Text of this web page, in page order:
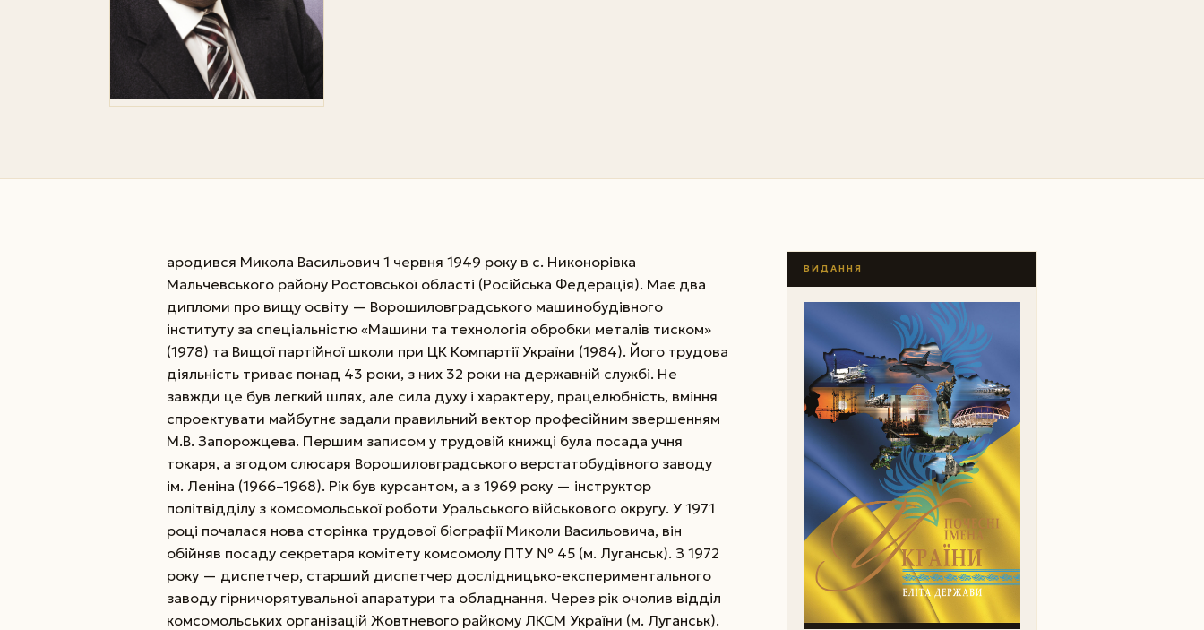
ародився Микола Васильович 1 червня 1949 року в с. Никонорівка
Мальчевського району Ростовської області (Російська Федерація). Має два
дипломи про вищу освіту — Ворошиловградського машинобудівного
інституту за спеціальністю «Машини та технологія обробки металів тиском»
(1978) та Вищої партійної школи при ЦК Компартії України (1984). Його трудова
діяльність триває понад 43 роки, з них 32 роки на державній службі. Не
завжди це був легкий шлях, але сила духу і характеру, працелюбність, вміння
спроектувати майбутнє задали правильний вектор професійним звершенням
М.В. Запорожцева. Першим записом у трудовій книжці була посада учня
токаря, а згодом слюсаря Ворошиловградського верстатобудівного заводу
ім. Леніна (1966–1968). Рік був курсантом, а з 1969 року — інструктор
політвідділу з комсомольської роботи Уральського військового округу. У 1971
році почалася нова сторінка трудової біографії Миколи Васильовича, він
обійняв посаду секретаря комітету комсомолу ПТУ № 45 (м. Луганськ). З 1972
року — диспетчер, старший диспетчер дослідницько-експериментального
заводу гірничорятувальної апаратури та обладнання. Через рік очолив відділ
комсомольських організацій Жовтневого райкому ЛКСМ України (м. Луганськ).
ВИДАННЯ